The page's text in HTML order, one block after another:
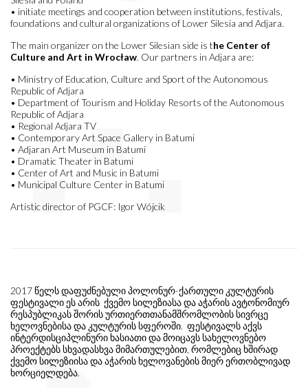
• initiate meetings and cooperation between institutions, festivals,
foundations and cultural organizations of Lower Silesia and Adjara.
The main organizer on the Lower Silesian side is the Center of
Culture and Art in Wrocław. Our partners in Adjara are:
• Ministry of Education, Culture and Sport of the Autonomous
Republic of Adjara
• Department of Tourism and Holiday Resorts of the Autonomous
Republic of Adjara
• Regional Adjara TV
• Contemporary Art Space Gallery in Batumi
• Adjaran Art Museum in Batumi
• Dramatic Theater in Batumi
• Center of Art and Music in Batumi
• Municipal Culture Center in Batumi
Artistic director of PGCF: Igor Wójcik
2017 წელს დაფუძნებული პოლონურ-ქართული კულტურის
ფესტივალი ეს არის ქვემო სილეზიასა და აჭარის ავტონომიურ
რესპუბლიკას შორის ურთიერთთანამშრომლობის სივრცე
ხელოვნებისა და კულტურის სფეროში. ფესტივალს აქვს
ინტერდისციპლინური ხასიათი და მოიცავს სახელოვნებო
პროექტებს სხვადასხვა მიმართულებით, რომლებიც ხშირად
ქვემო სილეზიისა და აჭარის ხელოვანების მიერ ერთობლივად
ხორციელდება.